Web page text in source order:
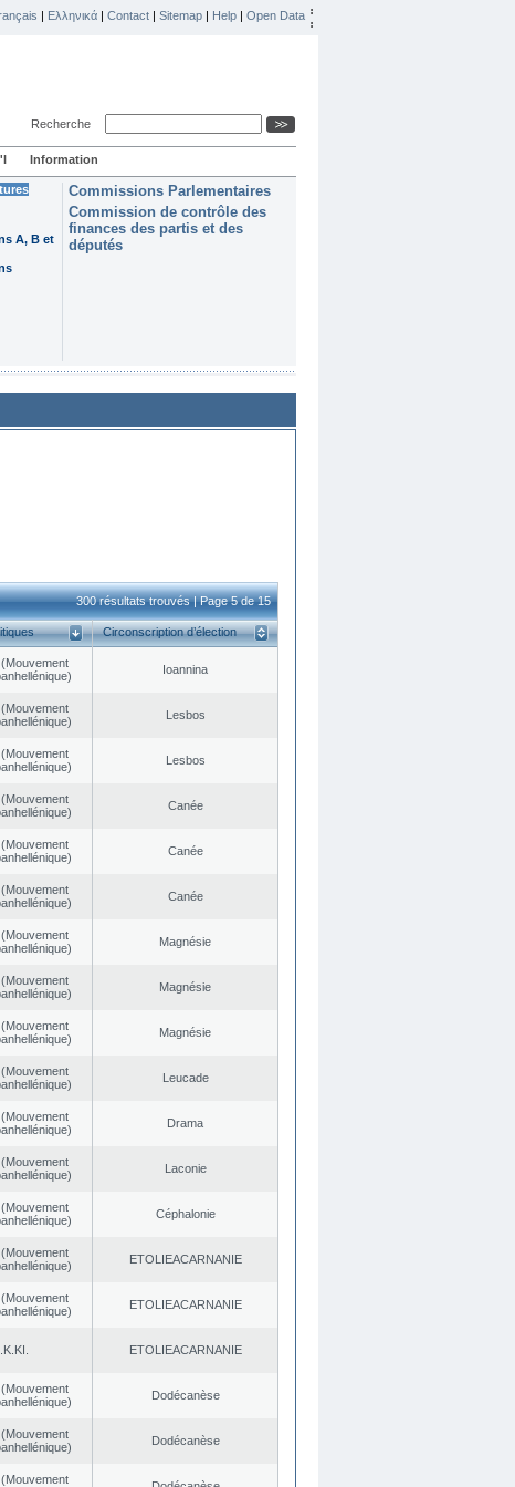
| Ελληνικά | Contact | Sitemap | Help | Open Data
Recherche
Information
A, B et
Commissions Parlementaires
Commission de contrôle des
finances des partis et des
députés
300 résultats trouvés | Page 5 de 15
Circonscription d’élection
Ioannina
Lesbos
Lesbos
Canée
Canée
Canée
Magnésie
Magnésie
Magnésie
Leucade
Drama
Laconie
Céphalonie
EΤOLIEACARNANIE
EΤOLIEACARNANIE
EΤOLIEACARNANIE
Dodécanèse
Dodécanèse